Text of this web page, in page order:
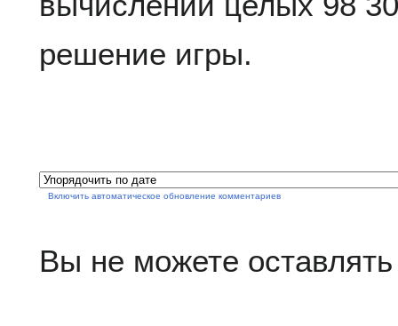
решение игры.
Включить автоматическое обновление комментариев
Вы не можете